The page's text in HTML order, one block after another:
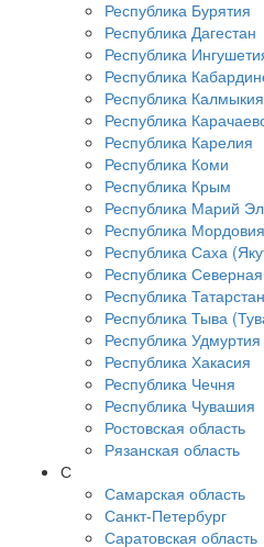
Республика Бурятия
Республика Дагестан
Республика
Республика
Республика Калмыкия
Республика
Республика Карелия
Республика Коми
Республика Крым
Республика Марий Эл
Республика Мордовия
Республика Саха
Республика
Республика Татарстан
Республика Тыва
Республика Удмуртия
Республика Хакасия
Республика Чечня
Республика Чувашия
Ростовская область
Рязанская область
С
Самарская область
Санкт-Петербург
Саратовская область